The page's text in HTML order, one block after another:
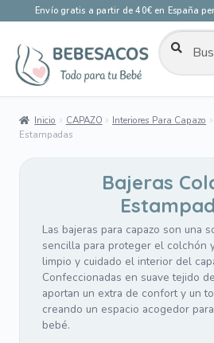
Envío gratis a partir de 40€ en España
Buscar
por:
BUSCAR
Inicio CAPAZO Interiores Para Capazo
Estampadas
Bajeras
Las bajeras para capazo son una
sencilla para proteger el colchón
limpio y cuidado el interior del
Confeccionadas en suave tejido
aportan un extra de confort y un
creando un espacio acogedor
bebé.